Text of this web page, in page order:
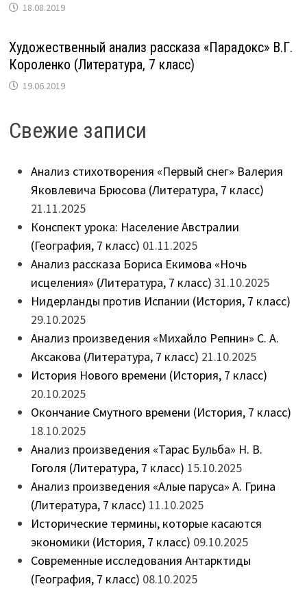
18.08.2019
Художественный анализ рассказа «Парадокс» В.Г.
Короленко (Литература, 7 класс)
19.06.2019
Свежие записи
Анализ стихотворения «Первый снег» Валерия
Яковлевича Брюсова (Литература, 7 класс)
21.11.2025
Конспект урока: Население Австралии
(География, 7 класс) 01.11.2025
Анализ рассказа Бориса Екимова «Ночь
исцеления» (Литература, 7 класс) 31.10.2025
Нидерланды против Испании (История, 7 класс)
29.10.2025
Анализ произведения «Михайло Репнин» С. А.
Аксакова (Литература, 7 класс) 21.10.2025
История Нового времени (История, 7 класс)
20.10.2025
Окончание Смутного времени (История, 7 класс)
18.10.2025
Анализ произведения «Тарас Бульба» Н. В.
Гоголя (Литература, 7 класс) 15.10.2025
Анализ произведения «Алые паруса» А. Грина
(Литература, 7 класс) 11.10.2025
Исторические термины, которые касаются
экономики (История, 7 класс) 09.10.2025
Современные исследования Антарктиды
(География, 7 класс) 08.10.2025